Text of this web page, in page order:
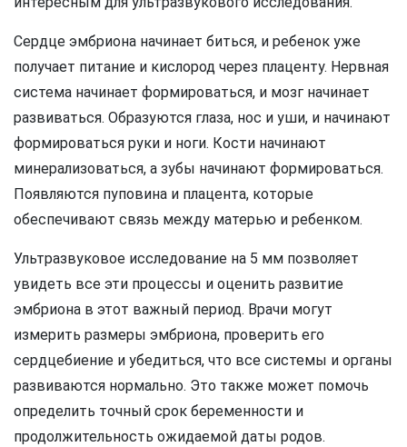
Сердце эмбриона начинает биться, и ребенок уже
получает питание и кислород через плаценту. Нервная
система начинает формироваться, и мозг начинает
развиваться. Образуются глаза, нос и уши, и начинают
формироваться руки и ноги. Кости начинают
минерализоваться, а зубы начинают формироваться.
Появляются пуповина и плацента, которые
обеспечивают связь между матерью и ребенком.
Ультразвуковое исследование на 5 мм позволяет
увидеть все эти процессы и оценить развитие
эмбриона в этот важный период. Врачи могут
измерить размеры эмбриона, проверить его
сердцебиение и убедиться, что все системы и органы
развиваются нормально. Это также может помочь
определить точный срок беременности и
продолжительность ожидаемой даты родов.